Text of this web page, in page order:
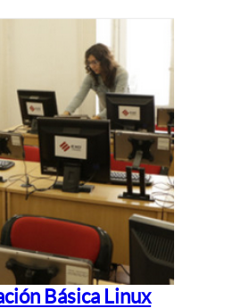
Básica Linux